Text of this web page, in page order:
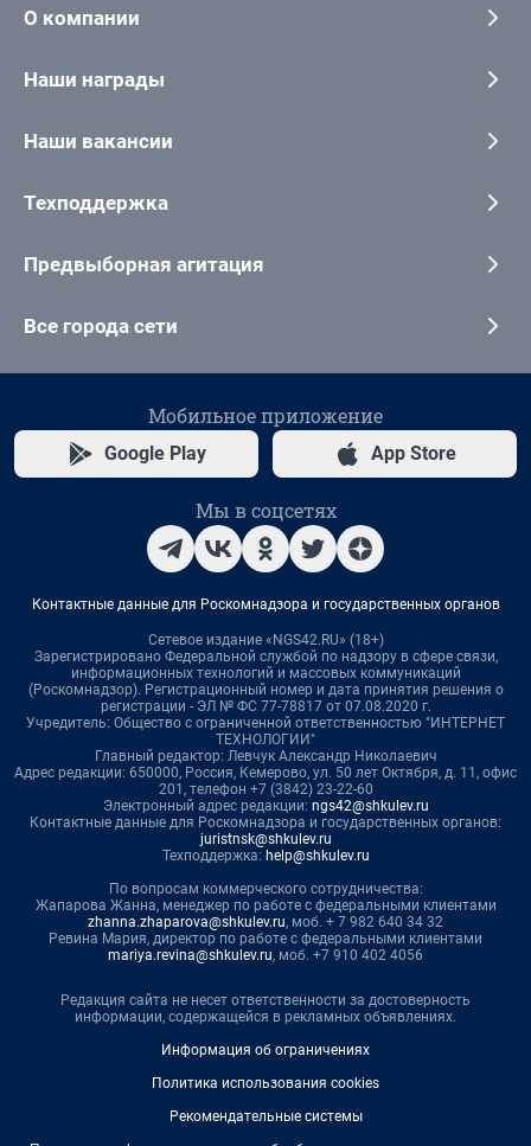
О компании
Наши награды
Наши вакансии
Техподдержка
Предвыборная агитация
Все города сети
Мобильное приложение
Google Play App Store
Мы в соцсетях
Контактные данные для Роскомнадзора и государственных органов
Сетевое издание «NGS42.RU» (18+)
Зарегистрировано Федеральной службой по надзору в сфере связи,
информационных технологий и массовых коммуникаций
(Роскомнадзор). Регистрационный номер и дата принятия решения о
регистрации - ЭЛ № ФС 77-78817 от 07.08.2020 г.
Учредитель: Общество с ограниченной ответственностью "ИНТЕРНЕТ
ТЕХНОЛОГИИ"
Главный редактор: Левчук Александр Николаевич
Адрес редакции: 650000, Россия, Кемерово, ул. 50 лет Октября, д. 11, офис
201, телефон +7 (3842) 23-22-60
Электронный адрес редакции: ngs42@shkulev.ru
Контактные данные для Роскомнадзора и государственных органов:
juristnsk@shkulev.ru
Техподдержка: help@shkulev.ru
По вопросам коммерческого сотрудничества:
Жапарова Жанна, менеджер по работе с федеральными клиентами
zhanna.zhaparova@shkulev.ru, моб. + 7 982 640 34 32
Ревина Мария, директор по работе с федеральными клиентами
mariya.revina@shkulev.ru, моб. +7 910 402 4056
Редакция сайта не несет ответственности за достоверность
информации, содержащейся в рекламных объявлениях.
Информация об ограничениях
Политика использования cookies
Рекомендательные системы